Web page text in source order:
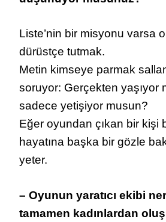
Liste’nin bir misyonu varsa
dürüstçe tutmak.
Metin kimseye parmak
soruyor: Gerçekten yaşıyor
sadece yetişiyor musun?
Eğer oyundan çıkan bir kişi
hayatına başka bir gözle
yeter.
– Oyunun yaratıcı ekibi
tamamen kadınlardan